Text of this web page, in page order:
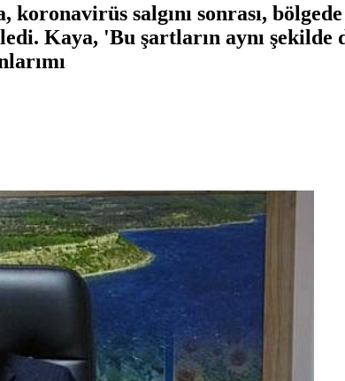
salgını sonrası,
Kaya, 'Bu şartların aynı